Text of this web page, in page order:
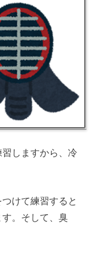
しますから、冷
けて練習すると
。そして、臭